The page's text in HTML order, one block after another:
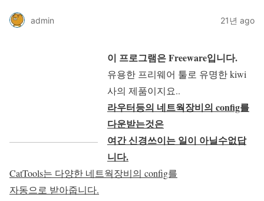
admin 21년 ago
이 프로그램은 Freeware입니다.
유용한 프리웨어 툴로 유명한 kiwi
사의 제품이지요..
라우터등의 네트웍장비의 config를
다운받는것은
여간 신경쓰이는 일이 아닐수없답
니다.
CatTools는 다양한 네트웍장비의 config를
자동으로 받아줍니다.